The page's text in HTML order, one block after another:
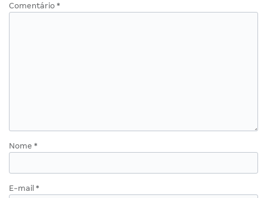
Comentário *
Nome *
E-mail *